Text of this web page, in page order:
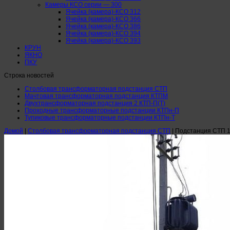
Камеры КСО серии — 300
Ячейка (камера)-КСО 312
Ячейка (камера)-КСО 366
Ячейка (камера)-КСО 386
Ячейка (камера)-КСО 394
Ячейка (камера)-КСО 393
КРУН
ЯКНО
ПКУ
Строка новостей
Столбовая трансформаторная подстанция СТП
Мачтовая трансформаторная подстанция КТПМ
Двухтрансформаторная подстанция 2 КТП-П(Т)
Проходные трансформаторные подстанции КТПн-П
Тупиковые трансформаторные подстанции КТПн-Т
Домой | Столбовая трансформаторная подстанция СТП | Подстанция СТП